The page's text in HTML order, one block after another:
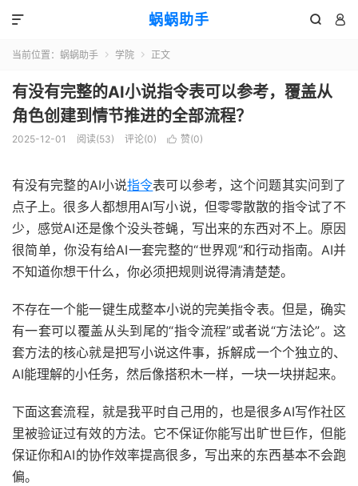
蜗蜗助手  

当前位置： 蜗蜗助手  学院  正文
有没有完整的AI小说指令表可以参考，覆盖从
角色创建到情节推进的全部流程？
2025-12-01 阅读(53) 评论(0)  赞(0)
有没有完整的AI小说指令表可以参考，这个问题其实问到了
点子上。很多人都想用AI写小说，但零零散散的指令试了不
少，感觉AI还是像个没头苍蝇，写出来的东西对不上。原因
很简单，你没有给AI一套完整的“世界观”和行动指南。AI并
不知道你想干什么，你必须把规则说得清清楚楚。
不存在一个能一键生成整本小说的完美指令表。但是，确实
有一套可以覆盖从头到尾的“指令流程”或者说“方法论”。这
套方法的核心就是把写小说这件事，拆解成一个个独立的、
AI能理解的小任务，然后像搭积木一样，一块一块拼起来。
下面这套流程，就是我平时自己用的，也是很多AI写作社区
里被验证过有效的方法。它不保证你能写出旷世巨作，但能
保证你和AI的协作效率提高很多，写出来的东西基本不会跑
偏。